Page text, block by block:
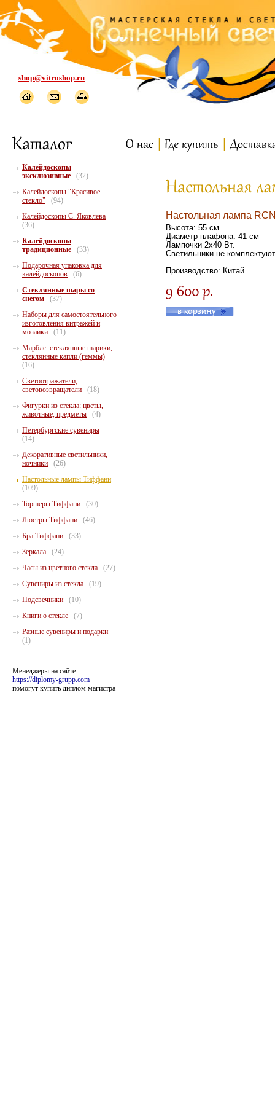
shop@vitroshop.ru
Настольная лампа
Высота: 55 см
Диаметр плафона: 41 см
Лампочки 2х40 Вт.
Светильники не
Производство: Китай
Калейдоскопы
эксклюзивные
(32)
Калейдоскопы "Красивое
стекло"
(94)
Калейдоскопы С. Яковлева
(36)
Калейдоскопы
традиционные
(33)
Подарочная упаковка для
калейдоскопов
(6)
Стеклянные шары со
снегом
(37)
Наборы для самостоятельного
изготовления витражей и
мозаики
(11)
Марблс: стеклянные шарики,
стеклянные капли (геммы)
(16)
Светоотражатели,
световозвращатели
(18)
Фигурки из стекла: цветы,
животные, предметы
(4)
Петербургские сувениры
(14)
Декоративные светильники,
ночники
(26)
Настольные лампы Тиффани
(109)
Торшеры Тиффани
(30)
Люстры Тиффани
(46)
Бра Тиффани
(33)
Зеркала
(24)
Часы из цветного стекла
(27)
Сувениры из стекла
(19)
Подсвечники
(10)
Книги о стекле
(7)
Разные сувениры и подарки
(1)
Менеджеры на сайте
https://diplomy-grupp.com
помогут купить диплом магистра